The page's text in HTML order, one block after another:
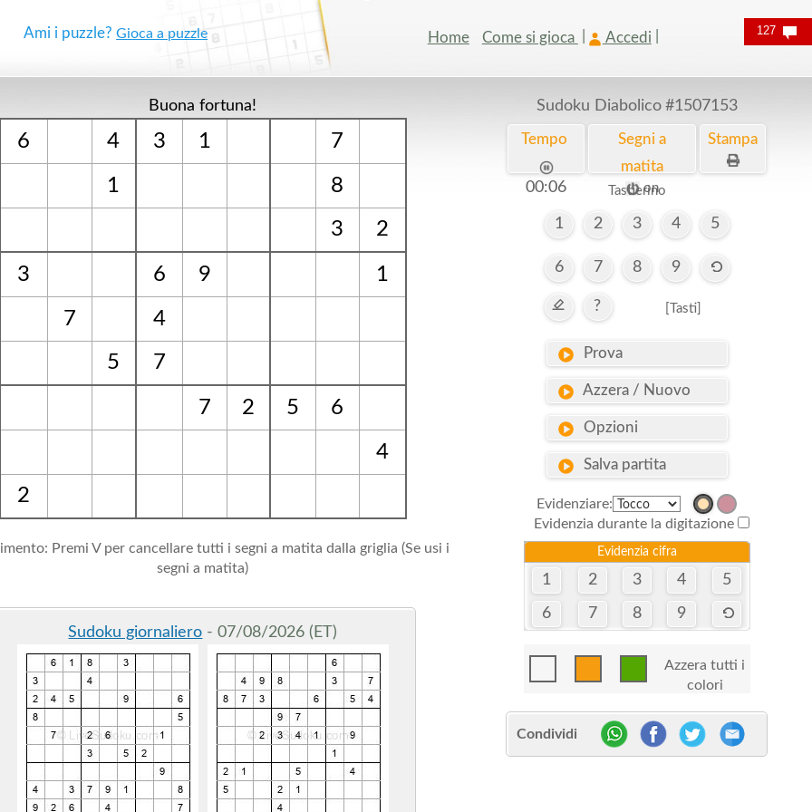
Ami i puzzle?Gioca a puzzle Home Come si gioca Accedi
Buona fortuna!
6 4 3 1 7
1
8
3
2
3 6 9 1
7
4
5
7
7 2 5 6
4
2
Premi V per cancellare tutti i segni a matita dalla griglia (Se usi i
segni a matita)
Sudoku giornaliero - 07/08/2026 (ET)
Sudoku Diabolico #1507153
Tempo
00:06
Segni a
matita
on
Stampa
Tastierino
1 2 3 4 5
6 7 8 9
? [Tasti]
Prova
Azzera / Nuovo
Opzioni
Salva partita
Evidenziare:
Evidenzia durante la digitazione
Evidenzia cifra
1 2 3 4 5
6 7 8 9
Azzera tutti i
colori
Condividi
127